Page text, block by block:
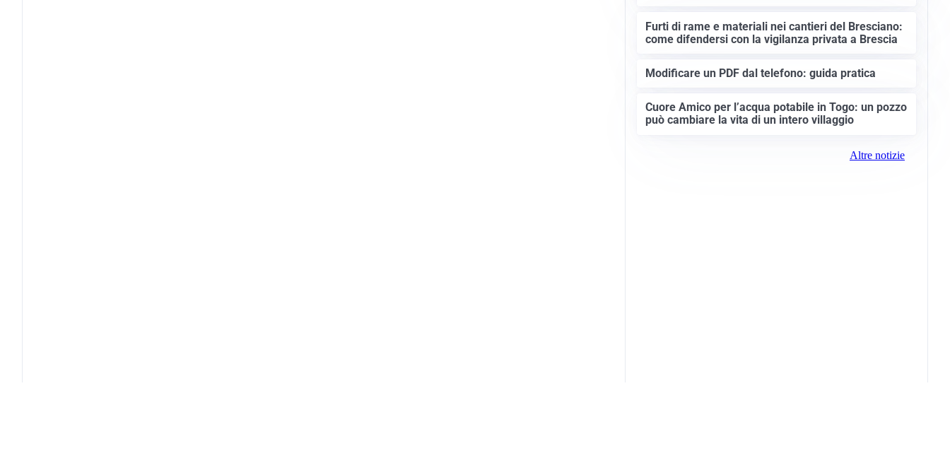
Furti di rame e materiali nei cantieri del Bresciano:
come difendersi con la vigilanza privata a Brescia
Modificare un PDF dal telefono: guida pratica
Cuore Amico per l’acqua potabile in Togo: un pozzo
può cambiare la vita di un intero villaggio
Altre notizie